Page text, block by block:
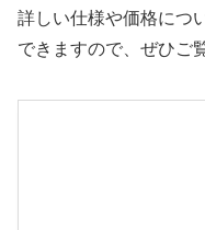
詳しい仕様や価格につ
できますので、ぜひご